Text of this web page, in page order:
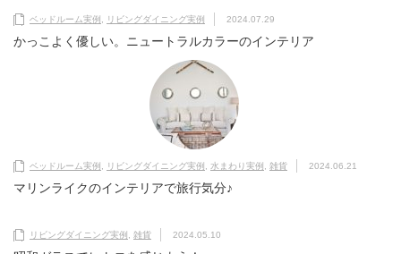
ベッドルーム実例 , リビングダイニング実例 2024.07.29
かっこよく優しい。ニュートラルカラーのインテリア
ベッドルーム実例 , リビングダイニング実例 , 水まわり実例 , 雑貨 2024.06.21
マリンライクのインテリアで旅行気分♪
リビングダイニング実例 , 雑貨 2024.05.10